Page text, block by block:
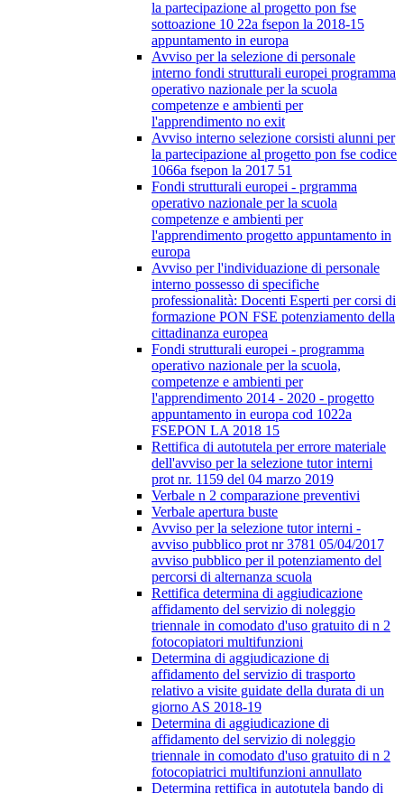
la partecipazione al progetto pon fse
sottoazione 10 22a fsepon la 2018-15
appuntamento in europa
Avviso per la selezione di personale
interno fondi strutturali europei programma
operativo nazionale per la scuola
competenze e ambienti per
l'apprendimento no exit
Avviso interno selezione corsisti alunni per
la partecipazione al progetto pon fse codice
1066a fsepon la 2017 51
Fondi strutturali europei - prgramma
operativo nazionale per la scuola
competenze e ambienti per
l'apprendimento progetto appuntamento in
europa
Avviso per l'individuazione di personale
interno possesso di specifiche
professionalità: Docenti Esperti per corsi di
formazione PON FSE potenziamento della
cittadinanza europea
Fondi strutturali europei - programma
operativo nazionale per la scuola,
competenze e ambienti per
l'apprendimento 2014 - 2020 - progetto
appuntamento in europa cod 1022a
FSEPON LA 2018 15
Rettifica di autotutela per errore materiale
dell'avviso per la selezione tutor interni
prot nr. 1159 del 04 marzo 2019
Verbale n 2 comparazione preventivi
Verbale apertura buste
Avviso per la selezione tutor interni -
avviso pubblico prot nr 3781 05/04/2017
avviso pubblico per il potenziamento del
percorsi di alternanza scuola
Rettifica determina di aggiudicazione
affidamento del servizio di noleggio
triennale in comodato d'uso gratuito di n 2
fotocopiatori multifunzioni
Determina di aggiudicazione di
affidamento del servizio di trasporto
relativo a visite guidate della durata di un
giorno AS 2018-19
Determina di aggiudicazione di
affidamento del servizio di noleggio
triennale in comodato d'uso gratuito di n 2
fotocopiatrici multifunzioni annullato
Determina rettifica in autotutela bando di